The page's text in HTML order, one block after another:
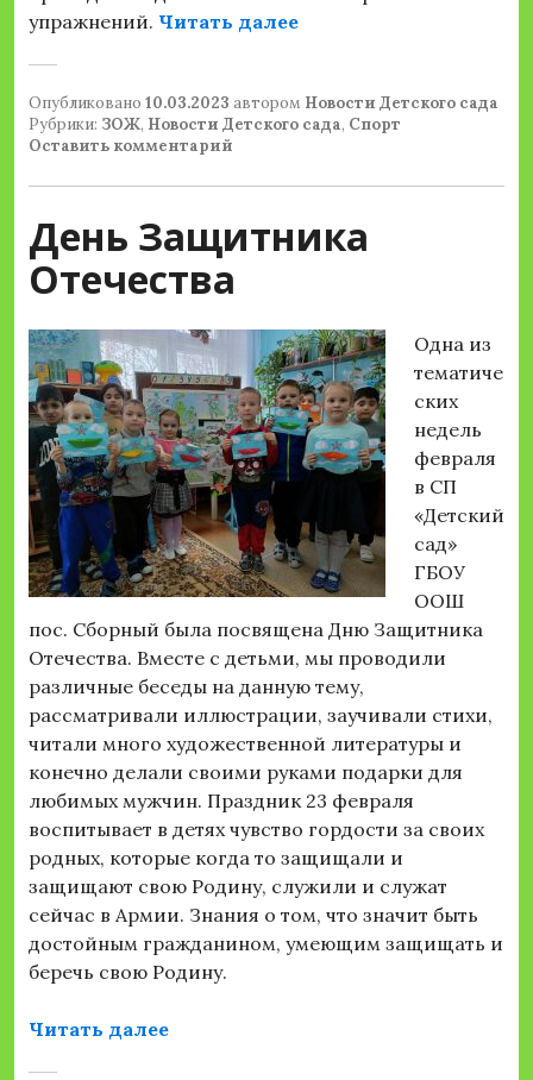
упражнений. Читать далее«Единый день ГТО»
Опубликовано 10.03.2023 автором Новости Детского сада
Рубрики: ЗОЖ, Новости Детского сада, Спорт
Оставить комментарий
День Защитника
Отечества
Одна из
тематиче
ских
недель
февраля
в СП
«Детский
сад»
ГБОУ
ООШ
пос. Сборный была посвящена Дню Защитника
Отечества. Вместе с детьми, мы проводили
различные беседы на данную тему,
рассматривали иллюстрации, заучивали стихи,
читали много художественной литературы и
конечно делали своими руками подарки для
любимых мужчин. Праздник 23 февраля
воспитывает в детях чувство гордости за своих
родных, которые когда то защищали и
защищают свою Родину, служили и служат
сейчас в Армии. Знания о том, что значит быть
достойным гражданином, умеющим защищать и
беречь свою Родину.
Читать далее«День Защитника Отечества»